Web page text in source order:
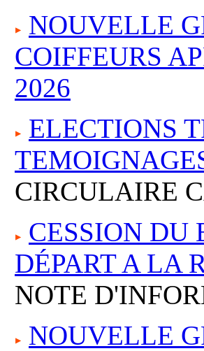
NOUVELLE
COIFFEURS
2026
ELECTIONS
CIRCULAIRE
CESSION
DÉPART A LA
NOTE
NOUVELLE